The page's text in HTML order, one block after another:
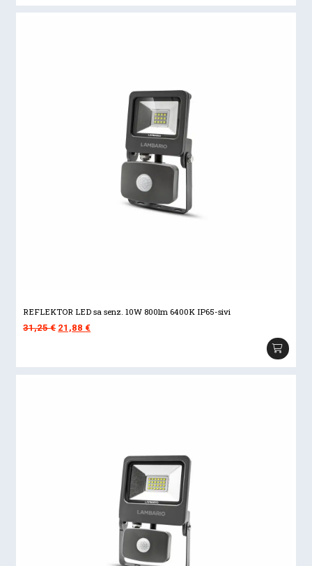
je:
3,67 €.
REFLEKTOR LED sa senz. 10W 800lm 6400K IP65-sivi
31,25€ Izvorna
je:
21,88€Trenutna
21,88 €.